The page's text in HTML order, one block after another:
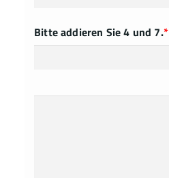
Bitte addieren Sie 4 und 7.*